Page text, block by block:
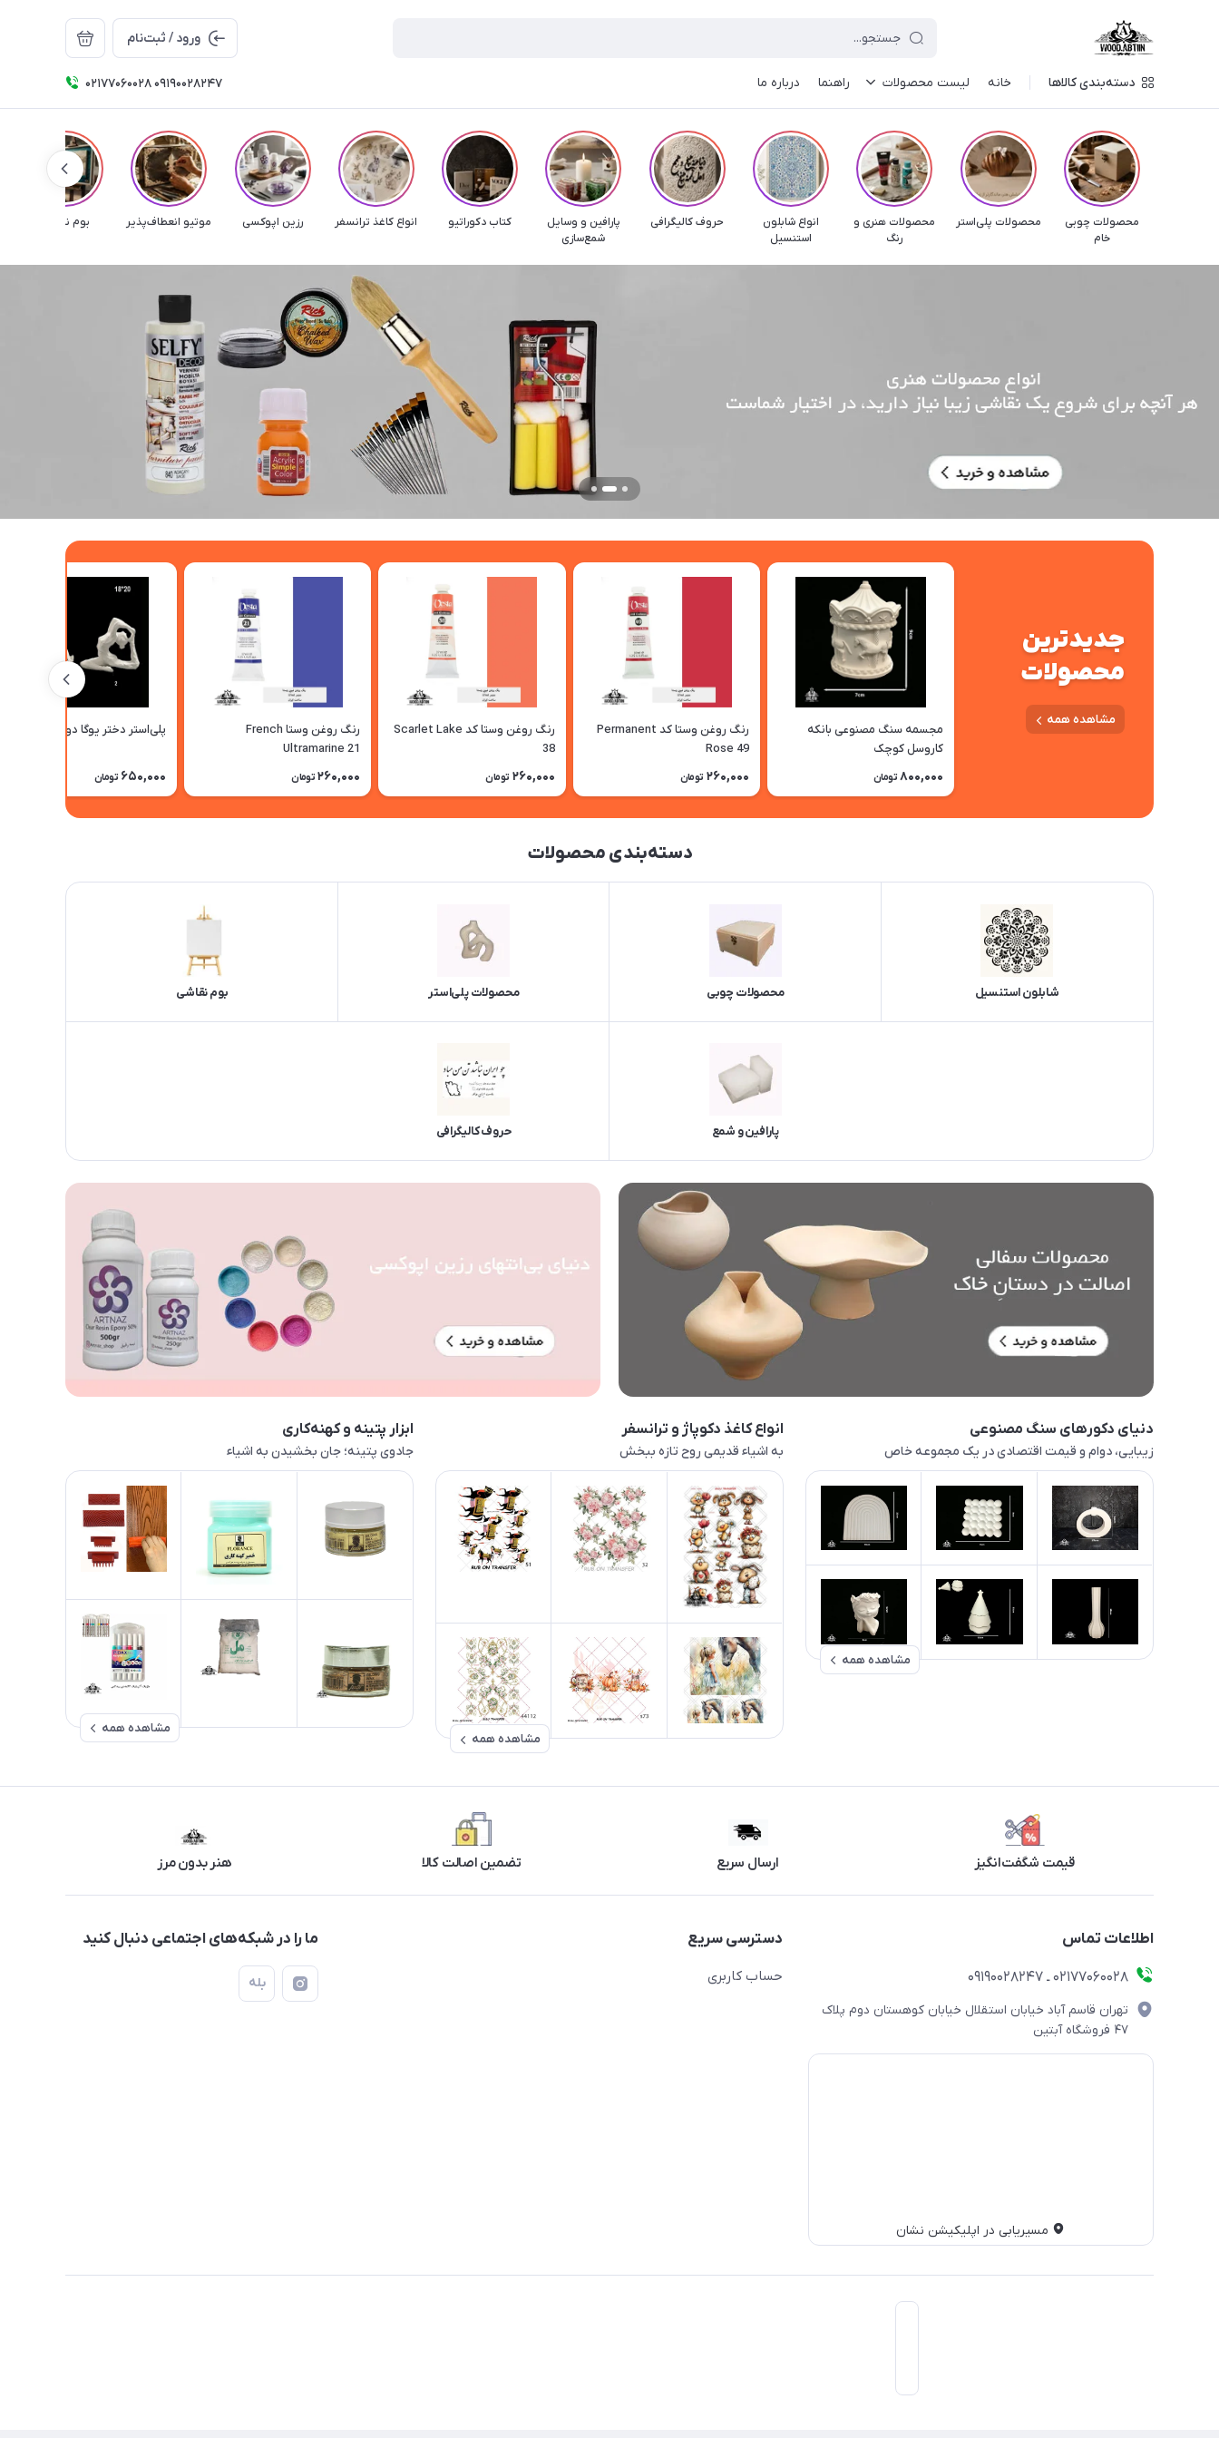
ورود / ثبت‌نام
دسته‌بندی کالاها خانه لیست محصولات راهنما درباره ما ۰۲۱۷۷۰۶۰۰۲۸ ۰۹۱۹۰۰۲۸۲۴۷
محصولات چوبی
خام
محصولات پلی‌استر
محصولات هنری و
رنگ
انواع شابلون
استنسیل
حروف کالیگرافی
پارافین و وسایل
شمع‌سازی
کتاب دکوراتیو انواع کاغذ ترانسفر رزین اپوکسی موتیو انعطاف‌پذیر بوم نقاشی
جدیدترین
محصولات
مشاهده همه
مجسمه سنگ مصنوعی بانکه
کاروسل کوچک
800,000 تومان
رنگ روغن وستا کد Permanent
Rose 49
260,000 تومان
رنگ روغن وستا کد Scarlet Lake
38
260,000 تومان
رنگ روغن وستا French
Ultramarine 21
260,000 تومان
پلی‌استر دختر یوگا دومدل
650,000 تومان
دسته‌بندی محصولات
شابلون استنسیل محصولات چوبی محصولات پلی‌استر بوم نقاشی
پارافین و شمع حروف کالیگرافی
دنیای دکورهای سنگ مصنوعی
زیبایی، دوام و قیمت اقتصادی در یک مجموعه خاص
مشاهده همه
انواع کاغذ دکوپاژ و ترانسفر
به اشیاء قدیمی روح تازه ببخش
مشاهده همه
ابزار پتینه و کهنه‌کاری
جادوی پتینه؛ جان بخشیدن به اشیاء
مشاهده همه
قیمت شگفت‌انگیز ارسال سریع تضمین اصالت کالا هنر بدون مرز
اطلاعات تماس
۰۲۱۷۷۰۶۰۰۲۸ ـ ۰۹۱۹۰۰۲۸۲۴۷
تهران قاسم آباد خیابان استقلال خیابان کوهستان دوم پلاک
۴۷ فروشگاه آبتین
مسیریابی در اپلیکیشن نشان
دسترسی سریع
حساب کاربری
ما را در شبکه‌های اجتماعی دنبال کنید
بله